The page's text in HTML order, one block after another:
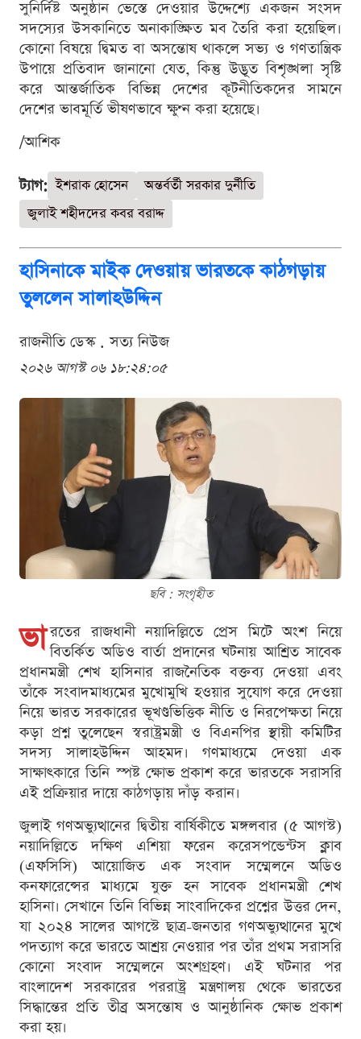
সুনির্দিষ্ট অনুষ্ঠান ভেস্তে দেওয়ার উদ্দেশ্যে একজন সংসদ
সদস্যের উসকানিতে অনাকাঙ্ক্ষিত মব তৈরি করা হয়েছিল।
কোনো বিষয়ে দ্বিমত বা অসন্তোষ থাকলে সভ্য ও গণতান্ত্রিক
উপায়ে প্রতিবাদ জানানো যেত, কিন্তু উদ্ভূত বিশৃঙ্খলা সৃষ্টি
করে আন্তর্জাতিক বিভিন্ন দেশের কূটনীতিকদের সামনে
দেশের ভাবমূর্তি ভীষণভাবে ক্ষুণ্ন করা হয়েছে।
/আশিক
ট্যাগ: ইশরাক হোসেন
অন্তর্বর্তী সরকার দুর্নীতি
জুলাই শহীদদের কবর বরাদ্দ
হাসিনাকে মাইক দেওয়ায় ভারতকে কাঠগড়ায়
তুললেন সালাহউদ্দিন
রাজনীতি ডেস্ক . সত্য নিউজ
২০২৬ আগস্ট ০৬ ১৮:২৪:০৫
ছবি : সংগৃহীত
ভা রতের রাজধানী নয়াদিল্লিতে প্রেস মিটে অংশ নিয়ে
বিতর্কিত অডিও বার্তা প্রদানের ঘটনায় আশ্রিত সাবেক
প্রধানমন্ত্রী শেখ হাসিনার রাজনৈতিক বক্তব্য দেওয়া এবং
তাঁকে সংবাদমাধ্যমের মুখোমুখি হওয়ার সুযোগ করে দেওয়া
নিয়ে ভারত সরকারের ভূখণ্ডভিত্তিক নীতি ও নিরপেক্ষতা নিয়ে
কড়া প্রশ্ন তুলেছেন স্বরাষ্ট্রমন্ত্রী ও বিএনপির স্থায়ী কমিটির
সদস্য সালাহউদ্দিন আহমদ। গণমাধ্যমে দেওয়া এক
সাক্ষাৎকারে তিনি স্পষ্ট ক্ষোভ প্রকাশ করে ভারতকে সরাসরি
এই প্রক্রিয়ার দায়ে কাঠগড়ায় দাঁড় করান।
জুলাই গণঅভ্যুত্থানের দ্বিতীয় বার্ষিকীতে মঙ্গলবার (৫ আগস্ট)
নয়াদিল্লিতে দক্ষিণ এশিয়া ফরেন করেসপন্ডেন্টস ক্লাব
(এফসিসি) আয়োজিত এক সংবাদ সম্মেলনে অডিও
কনফারেন্সের মাধ্যমে যুক্ত হন সাবেক প্রধানমন্ত্রী শেখ
হাসিনা। সেখানে তিনি বিভিন্ন সাংবাদিকের প্রশ্নের উত্তর দেন,
যা ২০২৪ সালের আগস্টে ছাত্র-জনতার গণঅভ্যুত্থানের মুখে
পদত্যাগ করে ভারতে আশ্রয় নেওয়ার পর তাঁর প্রথম সরাসরি
কোনো সংবাদ সম্মেলনে অংশগ্রহণ। এই ঘটনার পর
বাংলাদেশ সরকারের পররাষ্ট্র মন্ত্রণালয় থেকে ভারতের
সিদ্ধান্তের প্রতি তীব্র অসন্তোষ ও আনুষ্ঠানিক ক্ষোভ প্রকাশ
করা হয়।